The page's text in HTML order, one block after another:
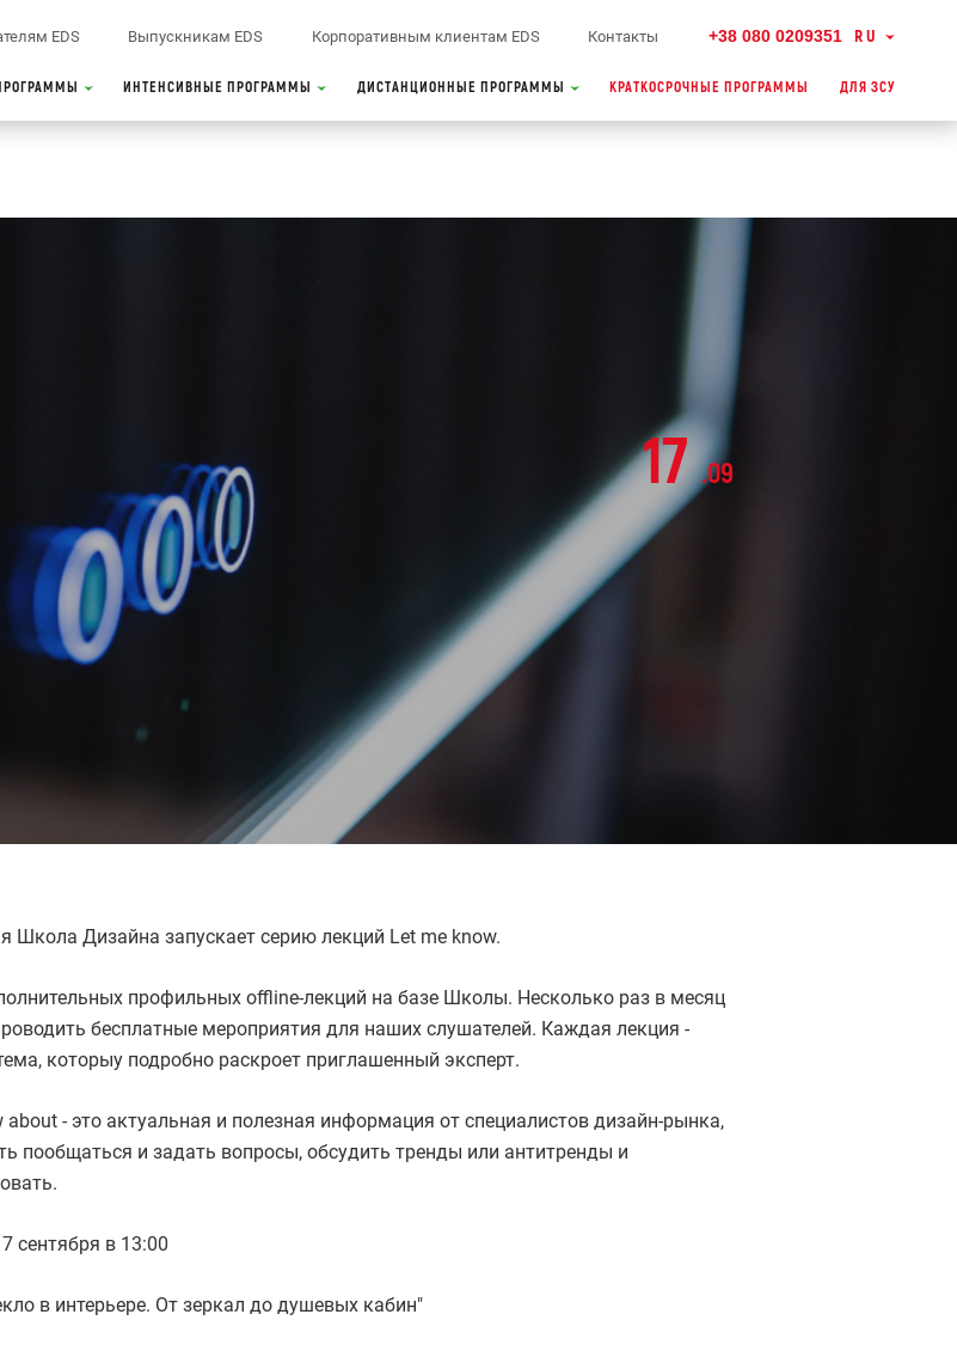
EDS Выпускникам EDS Корпоративным клиентам EDS Контакты +38 080 0209351 RU
ИНТЕНСИВНЫЕ ПРОГРАММЫ ДИСТАНЦИОННЫЕ ПРОГРАММЫ КРАТКОСРОЧНЫЕ ПРОГРАММЫ ДЛЯ ЗСУ
17.09
Школа Дизайна запускает серию лекций Let me know.
профильных offline-лекций на базе Школы. Несколько раз в месяц
бесплатные мероприятия для наших слушателей. Каждая лекция -
которыу подробно раскроет приглашенный эксперт.
about - это актуальная и полезная информация от специалистов дизайн-рынка,
пообщаться и задать вопросы, обсудить тренды или антитренды и
сентября в 13:00
в интерьере. От зеркал до душевых кабин"